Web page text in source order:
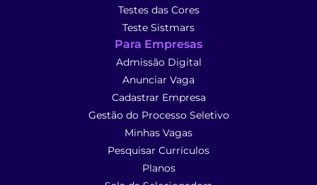
Testes das Cores
Teste Sistmars
Para Empresas
Admissão Digital
Anunciar Vaga
Cadastrar Empresa
Gestão do Processo Seletivo
Minhas Vagas
Pesquisar Currículos
Planos